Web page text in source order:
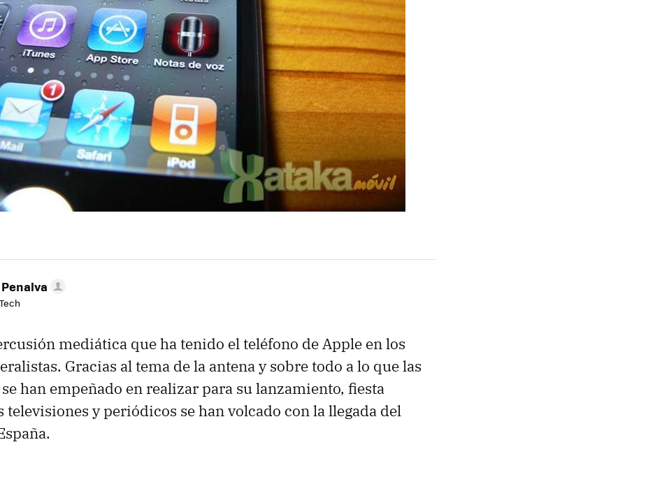
mediática que ha tenido el teléfono de Apple en los
Gracias al tema de la antena y sobre todo a lo que las
han empeñado en realizar para su lanzamiento, fiesta
televisiones y periódicos se han volcado con la llegada del